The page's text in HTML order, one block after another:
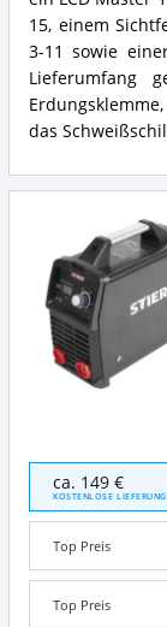
Elektroden-
Schweißgerät?
15, einem
3-11 sowie
Lieferumfang
das
STIER
Elektroden-
Schweißgerät
Inverter
180
A
Angebote:
ca. 149 €
KOSTENLOSE LIEFERUNG
Top Preis
Top Preis